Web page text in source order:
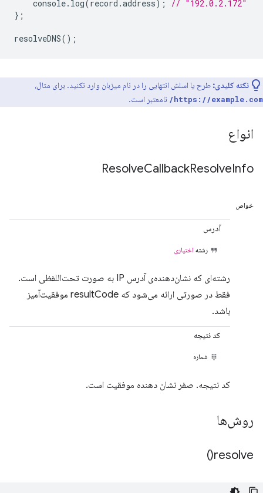
console. log( record .address );
// "192.0.2.172"
};
resolveDNS();
نکته کلیدی: طرح یا اسلش انتهایی را در نام میزبان وارد نکنید. برای مثال،
https://example.com/ نامعتبر است.
انواع
ResolveCallbackResolveInfo
خواص
آدرس
رشته اختیاری
رشته‌ای که نشان‌دهنده‌ی آدرس IP به صورت تحت‌اللفظی است.
فقط در صورتی ارائه می‌شود که resultCode موفقیت‌آمیز
باشد.
کد نتیجه
شماره
کد نتیجه. صفر نشان دهنده موفقیت است.
روش‌ها
resolve(
)